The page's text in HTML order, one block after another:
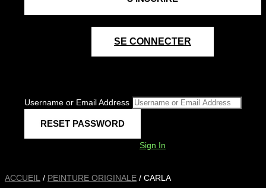
SE CONNECTER
Username or Email Address
Sign In
ACCUEIL / PEINTURE ORIGINALE / CARLA